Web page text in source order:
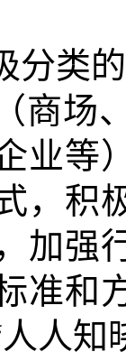
分类
商场
业等
，积
加强
准和
人知